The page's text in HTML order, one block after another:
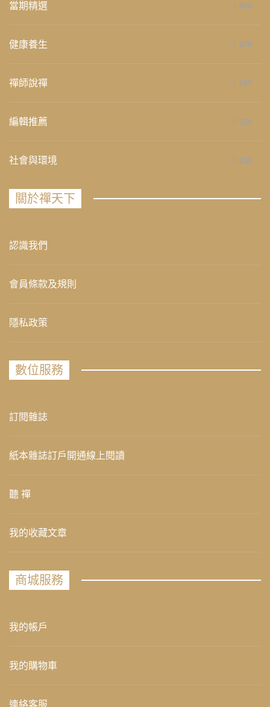
當期精選 658
健康養生 276
禪師說禪 267
編輯推薦 236
社會與環境 235
關於禪天下
認識我們
會員條款及規則
隱私政策
數位服務
訂閱雜誌
紙本雜誌訂戶開通線上閱讀
聽 禪
我的收藏文章
商城服務
我的帳戶
我的購物車
連絡客服